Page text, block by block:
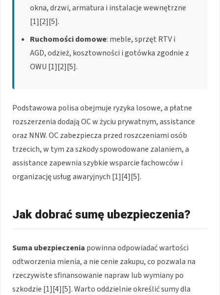
okna, drzwi, armatura i instalacje wewnętrzne
[1][2][5].
Ruchomości domowe: meble, sprzęt RTV i
AGD, odzież, kosztowności i gotówka zgodnie z
OWU [1][2][5].
Podstawowa polisa obejmuje ryzyka losowe, a płatne
rozszerzenia dodają OC w życiu prywatnym, assistance
oraz NNW. OC zabezpiecza przed roszczeniami osób
trzecich, w tym za szkody spowodowane zalaniem, a
assistance zapewnia szybkie wsparcie fachowców i
organizację usług awaryjnych [1][4][5].
Jak dobrać sumę ubezpieczenia?
Suma ubezpieczenia powinna odpowiadać wartości
odtworzenia mienia, a nie cenie zakupu, co pozwala na
rzeczywiste sfinansowanie napraw lub wymiany po
szkodzie [1][4][5]. Warto oddzielnie określić sumy dla